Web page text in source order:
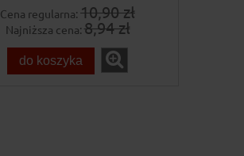
Cena regularna: 10,90 zł
Najniższa cena: 8,94 zł
do koszyka